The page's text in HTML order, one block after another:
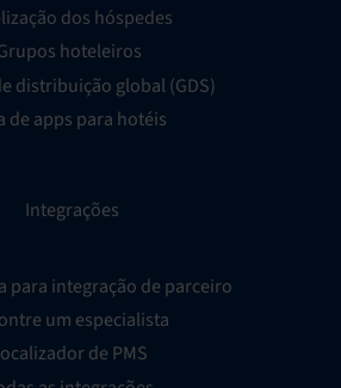
dos hóspedes
hoteleiros
distribuição global (GDS)
de apps para hotéis
Integrações
para integração de parceiro
um especialista
de PMS